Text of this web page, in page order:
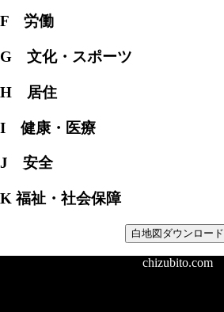
F 労働
G 文化・スポーツ
H 居住
I 健康・医療
J 安全
K 福祉・社会保障
白地図ダウンロード
chizubito.com